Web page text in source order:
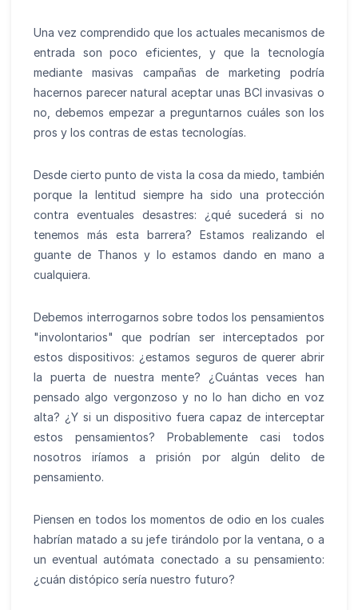
Una vez comprendido que los actuales mecanismos de
entrada son poco eficientes, y que la tecnología
mediante masivas campañas de marketing podría
hacernos parecer natural aceptar unas BCI invasivas o
no, debemos empezar a preguntarnos cuáles son los
pros y los contras de estas tecnologías.
Desde cierto punto de vista la cosa da miedo, también
porque la lentitud siempre ha sido una protección
contra eventuales desastres: ¿qué sucederá si no
tenemos más esta barrera? Estamos realizando el
guante de Thanos y lo estamos dando en mano a
cualquiera.
Debemos interrogarnos sobre todos los pensamientos
"involontarios" que podrían ser interceptados por
estos dispositivos: ¿estamos seguros de querer abrir
la puerta de nuestra mente? ¿Cuántas veces han
pensado algo vergonzoso y no lo han dicho en voz
alta? ¿Y si un dispositivo fuera capaz de interceptar
estos pensamientos? Probablemente casi todos
nosotros iríamos a prisión por algún delito de
pensamiento.
Piensen en todos los momentos de odio en los cuales
habrían matado a su jefe tirándolo por la ventana, o a
un eventual autómata conectado a su pensamiento:
¿cuán distópico sería nuestro futuro?